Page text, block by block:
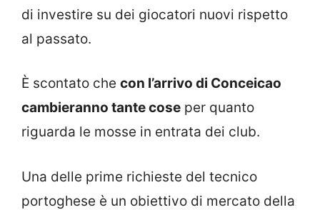
di investire su dei giocatori nuovi rispetto
al passato.
È scontato che con l’arrivo di Conceicao
cambieranno tante cose per quanto
riguarda le mosse in entrata dei club.
Una delle prime richieste del tecnico
portoghese è un obiettivo di mercato della